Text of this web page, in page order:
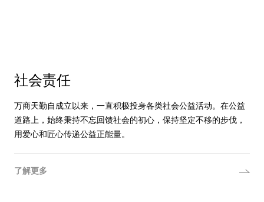
社会责任
万商天勤自成立以来，一直积极投身各类社会公益活动。在公益
道路上，始终秉持不忘回馈社会的初心，保持坚定不移的步伐，
用爱心和匠心传递公益正能量。
了解更多